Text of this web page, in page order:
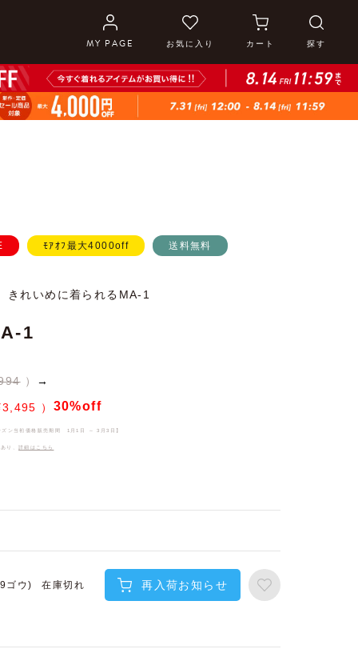
MY PAGE お気に入り カート 探す
ﾓｱｵﾌ最大4000off 送料無料
きれいめに着られるMA-1
1
→
3,495 30%off
ズン当初価格販売期間 1月1日 ～ 3月3日 】
り、 詳細はこちら
ゴウ) 在庫切れ 再入荷お知らせ